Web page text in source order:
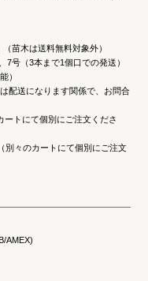
苗木は送料無料対象外）
7号（3本まで1個口での発送）
）
配送になります関係で、お問合
トにて個別にご注文くださ
別々のカートにて個別にご注文
AMEX)